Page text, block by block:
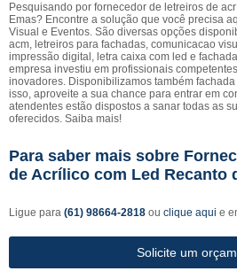
Pesquisando por fornecedor de letreiros de
Emas? Encontre a solução que você precisa
Visual e Eventos. São diversas opções
acm, letreiros para fachadas, comunicacao
impressão digital, letra caixa com led e
empresa investiu em profissionais
inovadores. Disponibilizamos também
isso, aproveite a sua chance para entrar em
atendentes estão dispostos a sanar todas as
oferecidos. Saiba mais!
Para saber mais sobre
de Acrílico com Led Recanto
Ligue para (61) 98664-2818 ou clique aqui e
Solicite um